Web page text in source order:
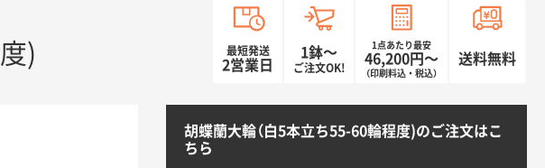
) 最短発送
2営業日
1鉢〜
ご注文OK!
1点あたり最安
46,200円〜
（印刷料込・税込）
送料無料
胡蝶蘭大輪（白5本立ち55-60輪程度)のご注文はこ
ちら